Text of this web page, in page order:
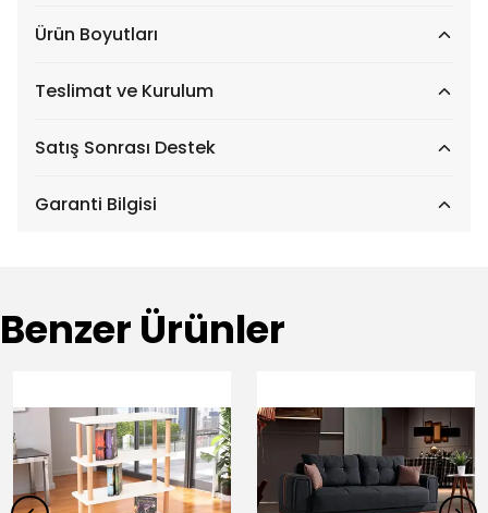
Ürün Boyutları
Teslimat ve Kurulum
Satış Sonrası Destek
Garanti Bilgisi
Benzer Ürünler